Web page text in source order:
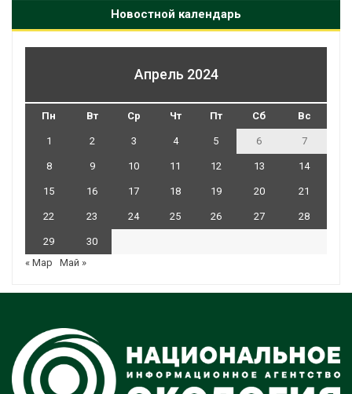
Новостной календарь
Апрель 2024
Пн Вт Ср Чт Пт Сб Вс
1 2 3 4 5 6 7
8 9 10 11 12 13 14
15 16 17 18 19 20 21
22 23 24 25 26 27 28
29
30
« Мар
Май »